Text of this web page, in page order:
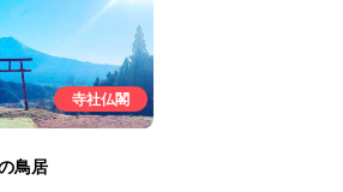
寺社仏閣
鳥居